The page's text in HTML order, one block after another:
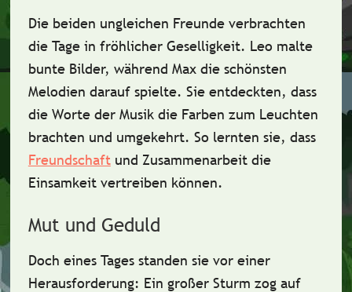
Die beiden ungleichen Freunde verbrachten
die Tage in fröhlicher Geselligkeit. Leo malte
bunte Bilder, während Max die schönsten
Melodien darauf spielte. Sie entdeckten, dass
die Worteder Musik die Farben zum Leuchten
brachten und umgekehrt. So lernten sie, dass
Freundschaftund Zusammenarbeitdie
Einsamkeit vertreiben können.
Mut und Geduld
Doch eines Tages standen sie vor einer
Herausforderung: Ein großer Sturm zog auf